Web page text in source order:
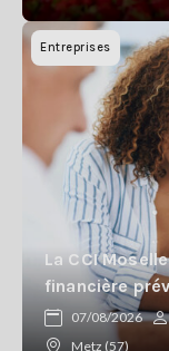
Entreprises
La CCI
financière
07/08/2026
Metz (57)